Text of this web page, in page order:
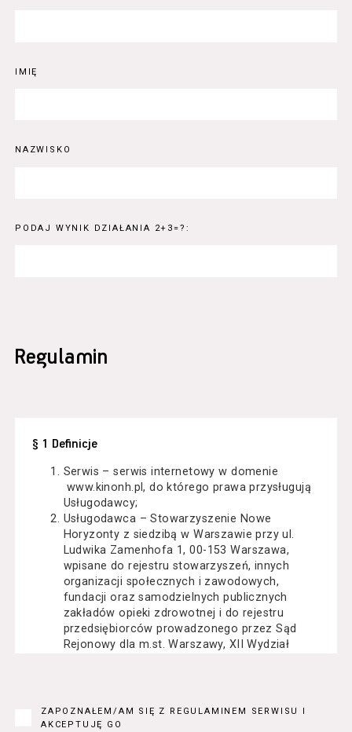
IMIĘ
NAZWISKO
PODAJ WYNIK DZIAŁANIA 2+3=?:
Regulamin
§ 1 Definicje
Serwis – serwis internetowy w domenie
www.kinonh.pl, do którego prawa przysługują
Usługodawcy;
Usługodawca – Stowarzyszenie Nowe
Horyzonty z siedzibą w Warszawie przy ul.
Ludwika Zamenhofa 1, 00-153 Warszawa,
wpisane do rejestru stowarzyszeń, innych
organizacji społecznych i zawodowych,
fundacji oraz samodzielnych publicznych
zakładów opieki zdrowotnej i do rejestru
przedsiębiorców prowadzonego przez Sąd
Rejonowy dla m.st. Warszawy, XII Wydział
Usługobiorca - osoba fizyczna, osoba prawna
lub jednostka organizacyjna nieposiadająca
ZAPOZNAŁEM/AM SIĘ Z REGULAMINEM SERWISU I
AKCEPTUJĘ GO